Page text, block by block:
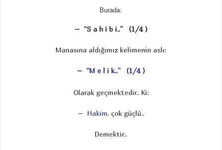
Burada:
– “S a h i b i..” (1/4 )
Manasına aldığımız kelimenin aslı:
– “M e l i k..” (1/4 )
Olarak geçmektedir.. Ki:
– Hakim, çok güçlü..
Demektir..